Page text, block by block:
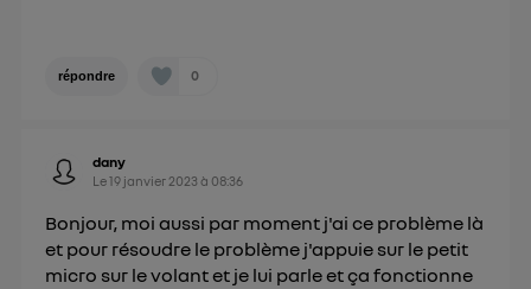
répondre 0
dany
Le19 janvier 2023 à 08:36
Bonjour, moi aussi par moment j'ai ce problème là
et pour résoudre le problème j'appuie sur le petit
micro sur le volant et je lui parle et ça fonctionne